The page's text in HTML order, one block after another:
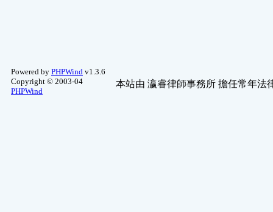
Powered by PHPWind v1.3.6
Copyright © 2003-04
PHPWind
本站由 瀛睿律師事務所 擔任常年法